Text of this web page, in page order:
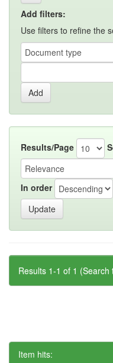
Add filters:
Use filters to refine the
Results/Page
In order
Results 1-1 of 1
Item hits: